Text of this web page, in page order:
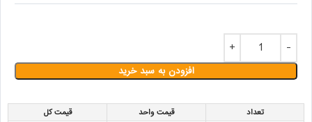
افزودن به سبد خرید
تعداد قیمت واحد قیمت کل